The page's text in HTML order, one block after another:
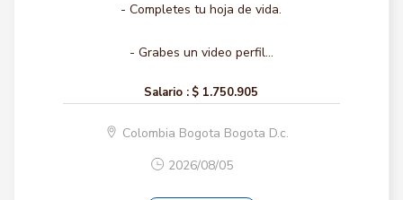
- Completes tu hoja de vida.
- Grabes un video perfil...
Salario : $ 1.750.905
Colombia Bogota Bogota D.c.
2026/08/05